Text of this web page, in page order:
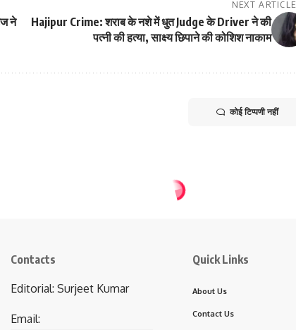
ने
NEXT ARTICLE
Hajipur Crime: शराब के नशे में धुत Judge के Driver ने की
पत्नी की हत्या, साक्ष्य छिपाने की कोशिश नाकाम
कोई टिप्पणी नहीं
Contacts
Editorial: Surjeet Kumar
Email:
Quick Links
About Us
Contact Us